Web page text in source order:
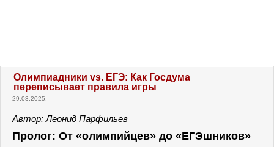
Олимпиадники vs. ЕГЭ: Как Госдума
переписывает правила игры
29.03.2025.
Автор: Леонид Парфильев
Пролог: От «олимпийцев» до «ЕГЭшников»